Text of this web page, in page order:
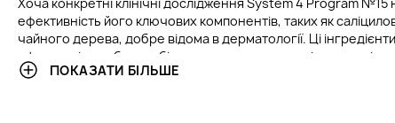
ефективність його ключових компонентів, таких як
чайного дерева, добре відома в дерматології. Ці
ефективність у боротьбі з лупою та покращенні стану шкіри
тестах саліцилова кислота показала позитивний ефект у
ПОКАЗАТИ БІЛЬШЕ